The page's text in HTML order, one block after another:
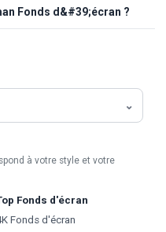
Fonds d&#39;écran ?
à votre style et votre
Fonds d'écran
Fonds d'écran